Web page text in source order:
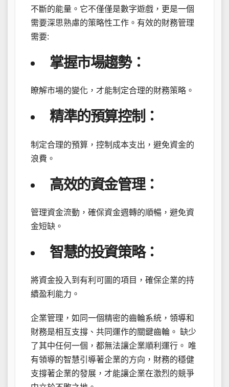
不斷的能量。它不僅僅是數字遊戲，更是一個
需要深思熟慮的策略性工作。有效的財務管理
需要:
掌握市場趨勢：
瞭解市場的變化，才能制定合理的財務策略。
精準的預算控制：
制定合理的預算，控制成本支出，避免資金的
浪費。
高效的資金管理：
管理資金流動，確保資金週轉的順暢，避免資
金短缺。
智慧的投資策略：
將資金投入到有利可圖的項目，確保企業的持
續盈利能力。
企業管理，如同一個精密的齒輪系統，領導和
財務是相互支撐、共同運作的關鍵齒輪。 缺少
了其中任何一個，都無法讓企業順利運行。 唯
有領導的智慧引導著企業的方向，財務的穩健
支撐著企業的發展，才能讓企業在激烈的競爭